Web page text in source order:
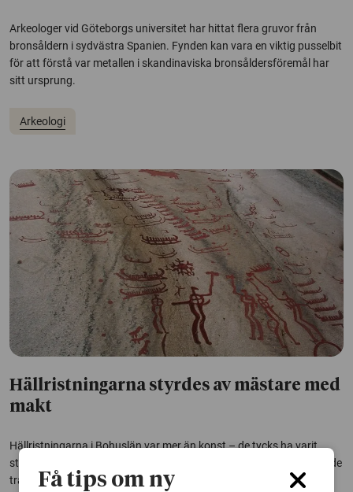
Arkeologer vid Göteborgs universitet har hittat flera gruvor från
bronsåldern i sydvästra Spanien. Fynden kan vara en viktig pusselbit
för att förstå var metallen i skandinaviska bronsåldersföremål har
sitt ursprung.
Arkeologi
Hällristningarna styrdes av mästare med
makt
Hällristningarna i Bohuslän var mer än konst – de tycks ha varit
strikt kontrollerade av mästare som lärde ut hantverket och formade
traditionerna. En avhandling vid Göteborgs universitet visar hur
Få tips om ny